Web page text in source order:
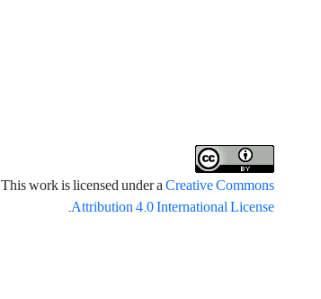
This work is licensed under aCreative Commons
Attribution 4.0 International License
.